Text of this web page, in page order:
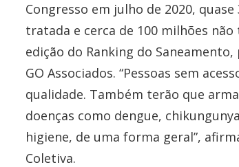
Congresso em julho de 2020,
tratada e cerca de 100 milhões
edição do Ranking do
GO Associados. “Pessoas sem
qualidade. Também terão que
doenças como dengue,
higiene, de uma forma geral”,
Coletiva.